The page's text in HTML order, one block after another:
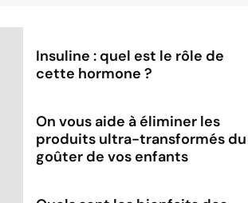
Insuline : quel est le rôle de
cette hormone ?
On vous aide à éliminer les
produits ultra-transformés du
goûter de vos enfants